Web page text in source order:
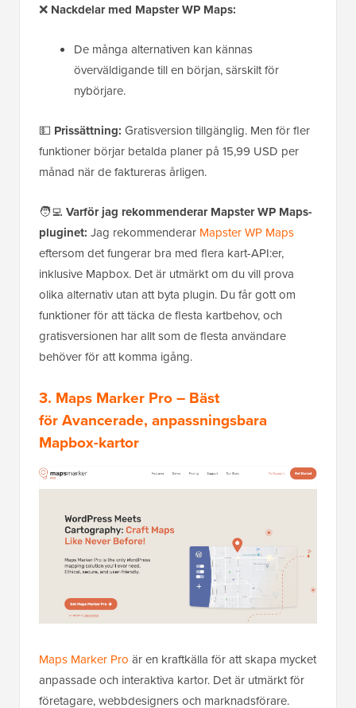
❌ Nackdelar med Mapster WP Maps:
De många alternativen kan kännas
överväldigande till en början, särskilt för
nybörjare.
💵 Prissättning: Gratisversion tillgänglig. Men för fler
funktioner börjar betalda planer på 15,99 USD per
månad när de faktureras årligen.
🧑‍💻 Varför jag rekommenderar Mapster WP Maps-
pluginet: Jag rekommenderar Mapster WP Maps
eftersom det fungerar bra med flera kart-API:er,
inklusive Mapbox. Det är utmärkt om du vill prova
olika alternativ utan att byta plugin. Du får gott om
funktioner för att täcka de flesta kartbehov, och
gratisversionen har allt som de flesta användare
behöver för att komma igång.
3. Maps Marker Pro– Bäst
förAvancerade, anpassningsbara
Mapbox-kartor
Maps Marker Pro är en kraftkälla för att skapa mycket
anpassade och interaktiva kartor. Det är utmärkt för
företagare, webbdesigners och marknadsförare.